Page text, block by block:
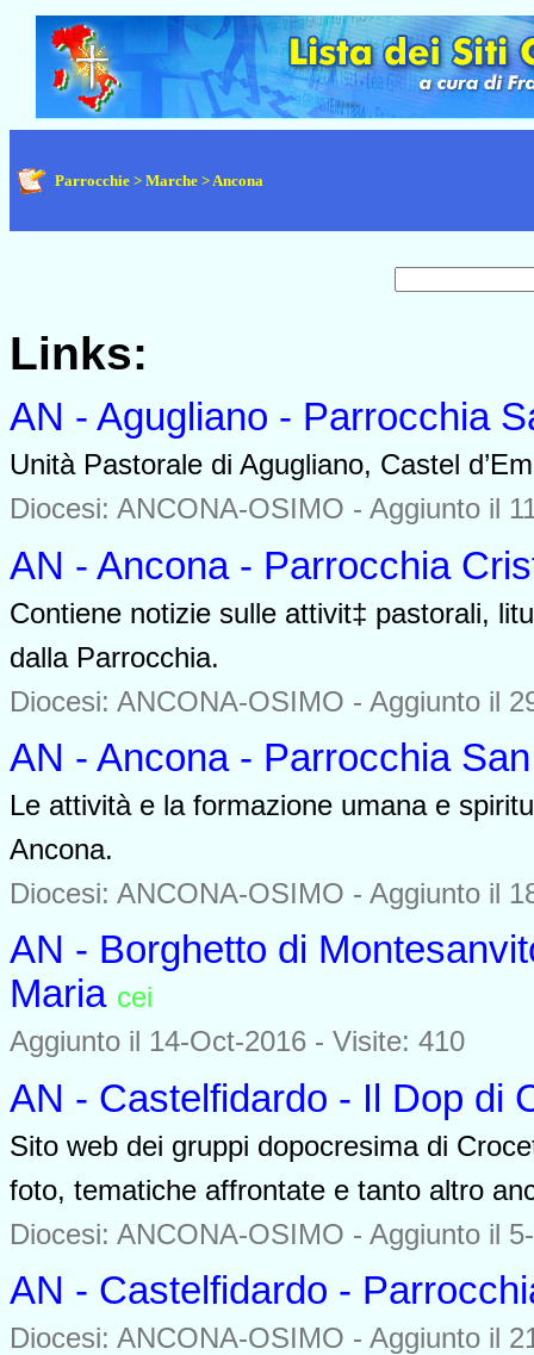
Parrocchie > Marche > Ancona
Links:
AN - Agugliano - Parrocchia
Unità Pastorale di Agugliano, Castel
Diocesi: ANCONA-OSIMO - Aggiunto il
AN - Ancona - Parrocchia
Contiene notizie sulle attivit‡ pastorali,
dalla Parrocchia.
Diocesi: ANCONA-OSIMO - Aggiunto il
AN - Ancona - Parrocchia
Le attività e la formazione umana e
Ancona.
Diocesi: ANCONA-OSIMO - Aggiunto il
AN - Borghetto di
Maria cei
Aggiunto il 14-Oct-2016 - Visite: 410
AN - Castelfidardo - Il Dop di
Sito web dei gruppi dopocresima di
foto, tematiche affrontate e tanto altro
Diocesi: ANCONA-OSIMO - Aggiunto il
AN - Castelfidardo -
Diocesi: ANCONA-OSIMO - Aggiunto il